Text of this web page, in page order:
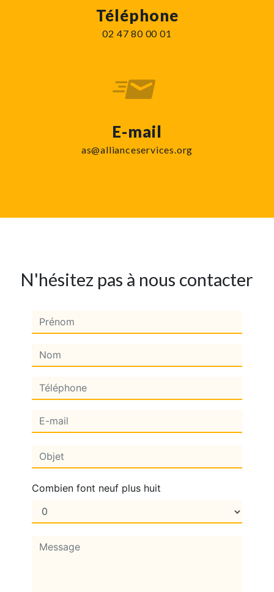
Téléphone
02 47 80 00 01
E-mail
as@allianceservices.org
N'hésitez pas à nous contacter
Combien font neuf plus huit